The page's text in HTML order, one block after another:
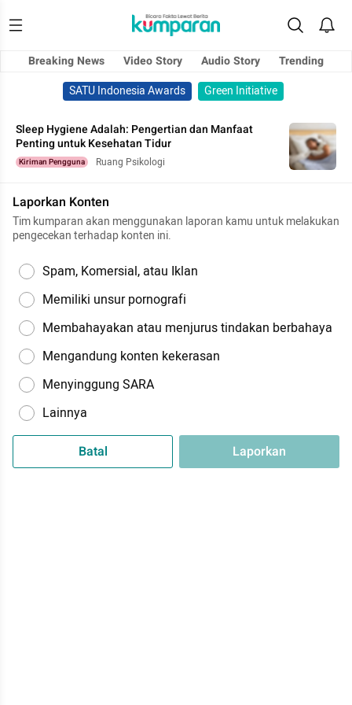
Breaking News Video Story Audio Story
Trending
SATU Indonesia Awards
Green Initiative
Sleep Hygiene Adalah: Pengertian dan Manfaat
Penting untuk Kesehatan Tidur
Kiriman Pengguna Ruang Psikologi
Laporkan Konten
Tim kumparan akan menggunakan laporan kamu untuk melakukan
pengecekan terhadap konten ini.
Spam, Komersial, atau Iklan
Memiliki unsur pornografi
Membahayakan atau menjurus tindakan berbahaya
Mengandung konten kekerasan
Menyinggung SARA
Lainnya
Batal Laporkan